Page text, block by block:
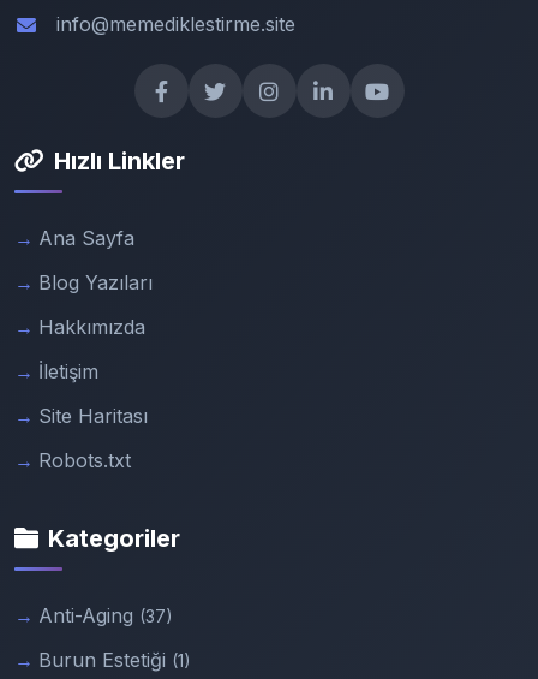
info@memediklestirme.site
Hızlı Linkler
Ana Sayfa
Blog Yazıları
Hakkımızda
İletişim
Site Haritası
Robots.txt
Kategoriler
Anti-Aging (37)
Burun Estetiği (1)